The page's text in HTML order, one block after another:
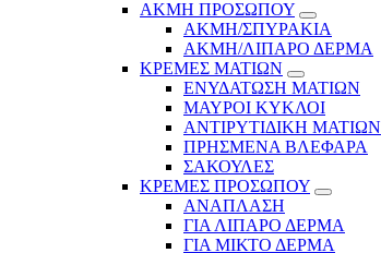
ΑΚΜΗ ΠΡΟΣΩΠΟΥ
ΑΚΜΗ/ΣΠΥΡΑΚΙΑ
ΑΚΜΗ/ΛΙΠΑΡΟ ΔΕΡΜΑ
ΚΡΕΜΕΣ ΜΑΤΙΩΝ
ΕΝΥΔΑΤΩΣΗ ΜΑΤΙΩΝ
ΜΑΥΡΟΙ ΚΥΚΛΟΙ
ΑΝΤΙΡΥΤΙΔΙΚΗ ΜΑΤΙΩΝ
ΠΡΗΣΜΕΝΑ ΒΛΕΦΑΡΑ
ΣΑΚΟΥΛΕΣ
ΚΡΕΜΕΣ ΠΡΟΣΩΠΟΥ
ΑΝΑΠΛΑΣΗ
ΓΙΑ ΛΙΠΑΡΟ ΔΕΡΜΑ
ΓΙΑ ΜΙΚΤΟ ΔΕΡΜΑ